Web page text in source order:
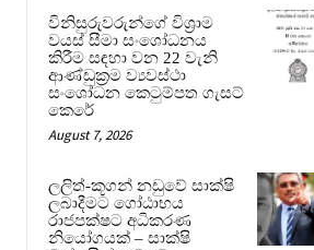
විනිසුරුවරුන්ගේ විශ්‍රාම
වයස් සීමා සංශෝධනය
කිරීම සඳහා වන 22 වැනි
ආණ්ඩුක්‍රම ව්‍යවස්ථා
සංශෝධන කෙටුම්පත ගැසට්
කෙරේ
August 7, 2026
ලලිත්-කූගන් නඩුවේ සාක්ෂි
ලබාදීමට ගෝඨාභය
රාජපක්ෂට අධිකරණ
නියෝගයක් – සාක්ෂි